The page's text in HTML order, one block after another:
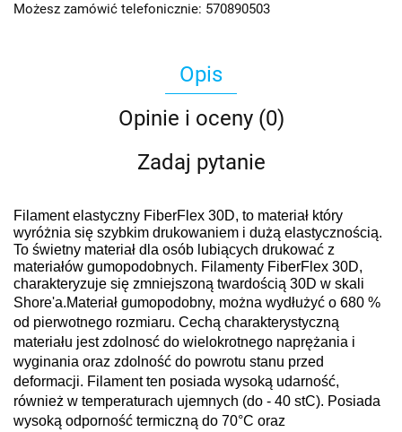
Możesz zamówić telefonicznie: 570890503
Opis
Opinie i oceny (0)
Zadaj pytanie
Filament elastyczny FiberFlex 30D, to materiał który
wyróżnia się szybkim drukowaniem i dużą elastycznością.
To świetny materiał dla osób lubiących drukować z
materiałów gumopodobnych. Filamenty FiberFlex 30D,
charakteryzuje się zmniejszoną twardością 30D w skali
Shore'a.Materiał gumopodobny, można wydłużyć o 680 %
od pierwotnego rozmiaru. Cechą charakterystyczną
materiału jest zdolnosć do wielokrotnego naprężania i
wyginania oraz zdolność do powrotu stanu przed
deformacji. Filament ten posiada wysoką udarność,
również w temperaturach ujemnych (do - 40 stC). Posiada
wysoką odporność termiczną do 70°C oraz